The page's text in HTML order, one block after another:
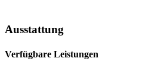
Ausstattung
Verfügbare Leistungen